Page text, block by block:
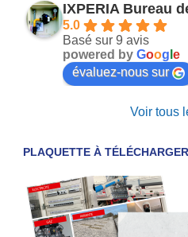
IXPERIA Bureau
5.0
Basé sur 9 avis
powered by Goog e
évaluez-nous sur
Voir tous
PLAQUETTE À TÉLÉCHARGER